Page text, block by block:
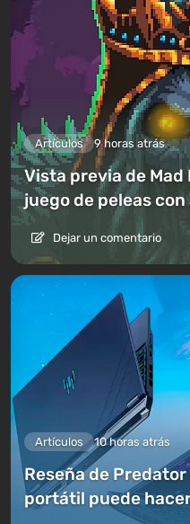
Artículos 9 horas atrás
Vista previa de
juego de peleas
Dejar un comentario
Artículos 10 horas atrás
Reseña de Predator
portátil puede